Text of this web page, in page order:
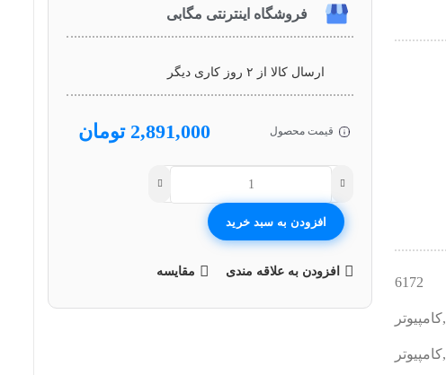
6172
,کامپیوتر
,کامپیوتر
فروشگاه اینترنتی مگابی
ارسال کالا از ۲ روز کاری دیگر
قیمت محصول 2,891,000 تومان
افزودن به سبد خرید
افزودن به علاقه مندی مقایسه